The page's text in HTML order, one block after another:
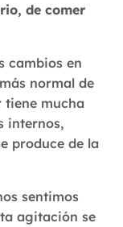
de comer
cambios en
normal de
tiene mucha
internos,
produce de la
sentimos
agitación se